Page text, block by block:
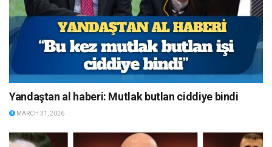
Yandaştan al haberi: Mutlak butlan ciddiye bindi
MARCH 31, 2026